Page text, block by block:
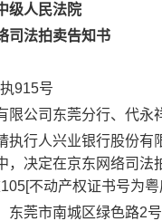
级人民法院
司法拍卖告知书
915号
限公司东莞分行、代永
执行人兴业银行股份
，决定在京东网络司
[不动产权证书号为
东莞市南城区绿色路2